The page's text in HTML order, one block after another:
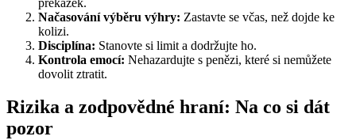
Načasování výběru výhry: Zastavte se včas, než dojde ke
kolizi.
Disciplína: Stanovte si limit a dodržujte ho.
Kontrola emocí: Nehazardujte s penězi, které si nemůžete
dovolit ztratit.
Rizika a zodpovědné hraní: Na co si dát
pozor